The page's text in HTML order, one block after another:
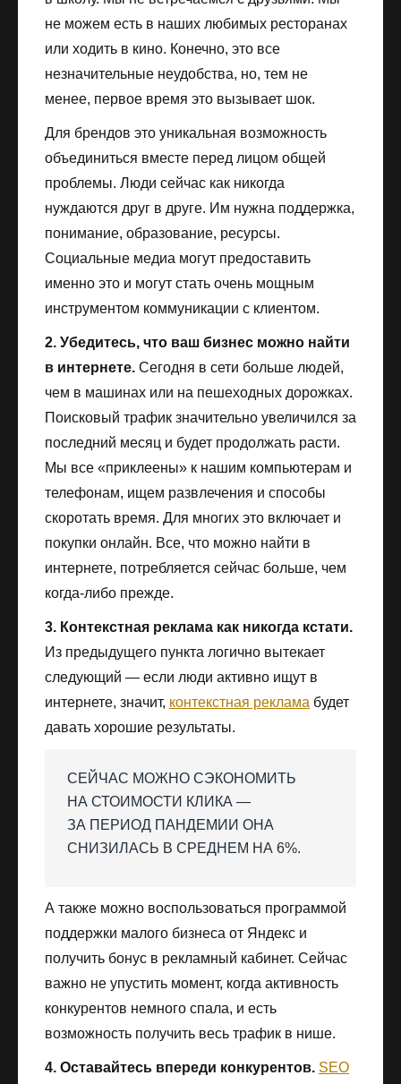
не можем есть в наших любимых ресторанах
или ходить в кино. Конечно, это все
незначительные неудобства, но, тем не
менее, первое время это вызывает шок.
Для брендов это уникальная возможность
объединиться вместе перед лицом общей
проблемы. Люди сейчас как никогда
нуждаются друг в друге. Им нужна поддержка,
понимание, образование, ресурсы.
Социальные медиа могут предоставить
именно это и могут стать очень мощным
инструментом коммуникации с клиентом.
2. Убедитесь, что ваш бизнес можно найти
в интернете. Сегодня в сети больше людей,
чем в машинах или на пешеходных дорожках.
Поисковый трафик значительно увеличился за
последний месяц и будет продолжать расти.
Мы все «приклеены» к нашим компьютерам и
телефонам, ищем развлечения и способы
скоротать время. Для многих это включает и
покупки онлайн. Все, что можно найти в
интернете, потребляется сейчас больше, чем
когда-либо прежде.
3. Контекстная реклама как никогда кстати.
Из предыдущего пункта логично вытекает
следующий — если люди активно ищут в
интернете, значит, контекстная реклама будет
давать хорошие результаты.
СЕЙЧАС МОЖНО СЭКОНОМИТЬ
НА СТОИМОСТИ КЛИКА —
ЗА ПЕРИОД ПАНДЕМИИ ОНА
СНИЗИЛАСЬ В СРЕДНЕМ НА 6%.
А также можно воспользоваться программой
поддержки малого бизнеса от Яндекс и
получить бонус в рекламный кабинет. Сейчас
важно не упустить момент, когда активность
конкурентов немного спала, и есть
возможность получить весь трафик в нише.
4. Оставайтесь впереди конкурентов. SEO